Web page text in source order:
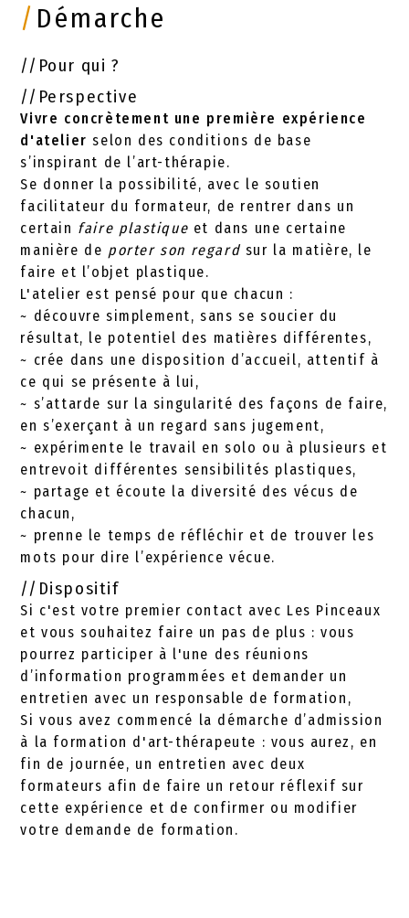
/ Démarche
// Pour qui ?
// Perspective
Vivre concrètement une première expérience
d'atelier selon des conditions de base
s’inspirant de l’art-thérapie.
Se donner la possibilité, avec le soutien
facilitateur du formateur, de rentrer dans un
certain faire plastique et dans une certaine
manière de porter son regardsur la matière, le
faire et l’objet plastique.
L'atelier est pensé pour que chacun :
~ découvre simplement, sans se soucier du
résultat, le potentiel des matières différentes,
~ crée dans une disposition d’accueil, attentif à
ce qui se présente à lui,
~ s’attarde sur la singularité des façons de faire,
en s’exerçant à un regard sans jugement,
~ expérimente le travail en solo ou à plusieurs et
entrevoit différentes sensibilités plastiques,
~ partage et écoute la diversité des vécus de
chacun,
~ prenne le temps de réfléchir et de trouver les
mots pour dire l’expérience vécue.
// Dispositif
Si c'est votre premier contact avec Les Pinceaux
et vous souhaitez faire un pas de plus : vous
pourrez participer à l'une des réunions
d’information programmées et demander un
entretien avec un responsable de formation,
Si vous avez commencé la démarche d’admission
à la formation d'art-thérapeute : vous aurez, en
fin de journée, un entretien avec deux
formateurs afin de faire un retour réflexif sur
cette expérience et de confirmer ou modifier
votre demande de formation.